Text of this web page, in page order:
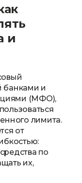
и
банками и
(МФО),
лимита.
от
по
их,